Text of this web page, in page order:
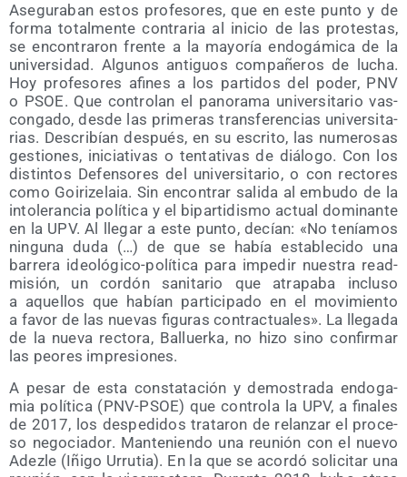
Ase­gu­ra­ban estos pro­fe­so­res, que en este pun­to y de
for­ma total­men­te con­tra­ria al ini­cio de las pro­tes­tas,
se encon­tra­ron fren­te a la mayo­ría endo­gá­mi­ca de la
uni­ver­si­dad. Algu­nos anti­guos com­pa­ñe­ros de lucha.
Hoy pro­fe­so­res afi­nes a los par­ti­dos del poder, PNV
o PSOE. Que con­tro­lan el pano­ra­ma uni­ver­si­ta­rio vas­
con­ga­do, des­de las pri­me­ras trans­fe­ren­cias uni­ver­si­ta­
rias. Des­cri­bían des­pués, en su escri­to, las nume­ro­sas
ges­tio­nes, ini­cia­ti­vas o ten­ta­ti­vas de diá­lo­go. Con los
dis­tin­tos Defen­so­res del uni­ver­si­ta­rio, o con rec­to­res
como Goi­ri­ze­laia. Sin encon­trar sali­da al embu­do de la
into­le­ran­cia polí­ti­ca y el bipar­ti­dis­mo actual domi­nan­te
en la UPV. Al lle­gar a este pun­to, decían: «No tenía­mos
nin­gu­na duda (…) de que se había esta­ble­ci­do una
barre­ra ideo­ló­gi­co-polí­ti­ca para impe­dir nues­tra read­
mi­sión, un cor­dón sani­ta­rio que atra­pa­ba inclu­so
a aque­llos que habían par­ti­ci­pa­do en el movi­mien­to
a favor de las nue­vas figu­ras con­trac­tua­les». La lle­ga­da
de la nue­va rec­to­ra, Balluer­ka, no hizo sino con­fir­mar
las peo­res impresiones.
A pesar de esta cons­ta­ta­ción y demos­tra­da endo­ga­
mia polí­ti­ca (PNV-PSOE) que con­tro­la la UPV, a fina­les
de 2017, los des­pe­di­dos tra­ta­ron de relan­zar el pro­ce­
so nego­cia­dor. Man­te­nien­do una reu­nión con el nue­vo
Adez­le (Iñi­go Urru­tia). En la que se acor­dó soli­ci­tar una